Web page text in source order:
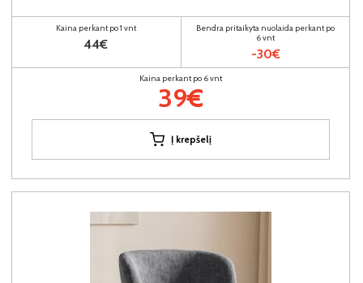
Kaina perkant po 1 vnt
44€
Bendra pritaikyta nuolaida perkant po
6 vnt
-30€
Kaina perkant po 6 vnt
39€
Į krepšelį